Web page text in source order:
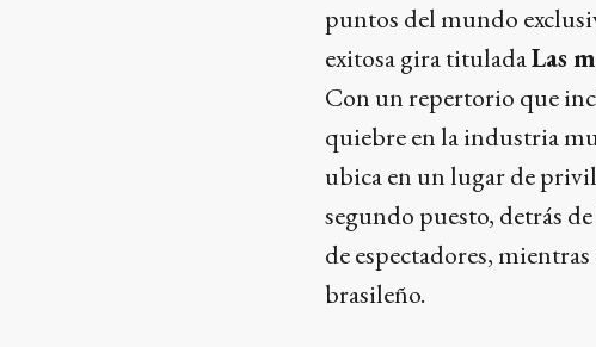
puntos del mundo
exitosa gira tituladaLas
Con un repertorio que
quiebre en la industria
ubica en un lugar de
segundo puesto, detrás
de espectadores,
brasileño.